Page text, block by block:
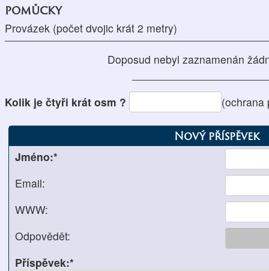
pomůcky
Provázek (počet dvojic krát 2 metry)
Doposud nebyl zaznamenán
Kolik je čtyři krát osm ? (ochrana
Nový příspěvek
Jméno:*
Email:
WWW:
Odpovědět:
Příspěvek:*